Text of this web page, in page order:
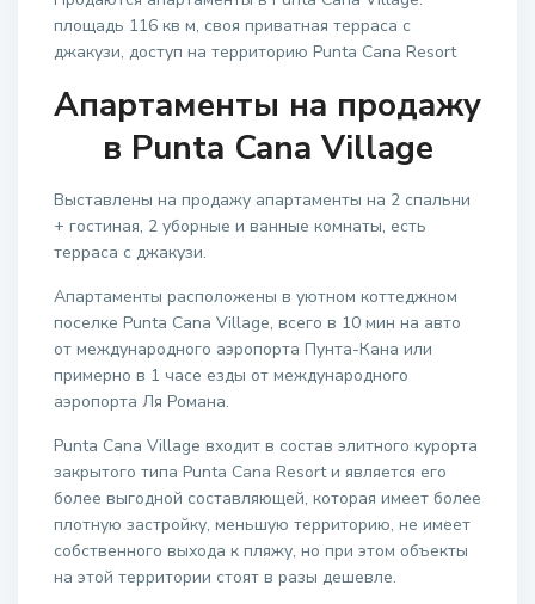
площадь 116 кв м, своя приватная терраса с
джакузи, доступ на территорию Punta Cana Resort
Апартаменты на продажу
в Punta Cana Village
Выставлены на продажу апартаменты на 2 спальни
+ гостиная, 2 уборные и ванные комнаты, есть
терраса с джакузи.
Апартаменты расположены в уютном коттеджном
поселке Punta Cana Village, всего в 10 мин на авто
от международного аэропорта Пунта-Кана или
примерно в 1 часе езды от международного
аэропорта Ля Романа.
Punta Cana Village входит в состав элитного курорта
закрытого типа Punta Cana Resort и является его
более выгодной составляющей, которая имеет более
плотную застройку, меньшую территорию, не имеет
собственного выхода к пляжу, но при этом объекты
на этой территории стоят в разы дешевле.